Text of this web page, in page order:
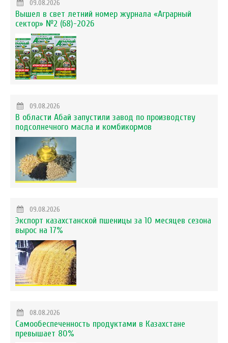
09.08.2026
Вышел в свет летний номер журнала «Аграрный
сектор» №2 (68)-2026
09.08.2026
В области Абай запустили завод по производству
подсолнечного масла и комбикормов
09.08.2026
Экспорт казахстанской пшеницы за 10 месяцев сезона
вырос на 17%
08.08.2026
Самообеспеченность продуктами в Казахстане
превышает 80%